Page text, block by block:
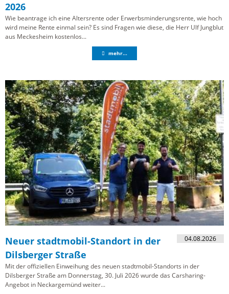
2026
Wie beantrage ich eine Altersrente oder Erwerbsminderungsrente, wie hoch
wird meine Rente einmal sein? Es sind Fragen wie diese, die Herr Ulf Jungblut
aus Meckesheim kostenlos...
mehr...
04.08.2026
Neuer stadtmobil-Standort in der
Dilsberger Straße
Mit der offiziellen Einweihung des neuen stadtmobil-Standorts in der
Dilsberger Straße am Donnerstag, 30. Juli 2026 wurde das Carsharing-
Angebot in Neckargemünd weiter...